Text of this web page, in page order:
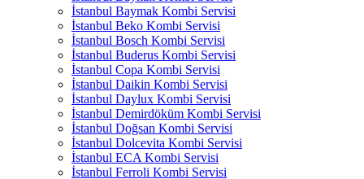
İstanbul Baymak Kombi Servisi
İstanbul Beko Kombi Servisi
İstanbul Bosch Kombi Servisi
İstanbul Buderus Kombi Servisi
İstanbul Copa Kombi Servisi
İstanbul Daikin Kombi Servisi
İstanbul Daylux Kombi Servisi
İstanbul Demirdöküm Kombi Servisi
İstanbul Doğsan Kombi Servisi
İstanbul Dolcevita Kombi Servisi
İstanbul ECA Kombi Servisi
İstanbul Ferroli Kombi Servisi